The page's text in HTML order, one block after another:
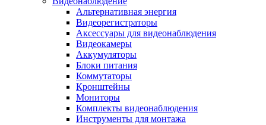
Альтернативная энергия
Видеорегистраторы
Аксессуары для видеонаблюдения
Видеокамеры
Аккумуляторы
Блоки питания
Коммутаторы
Кронштейны
Мониторы
Комплекты видеонаблюдения
Инструменты для монтажа